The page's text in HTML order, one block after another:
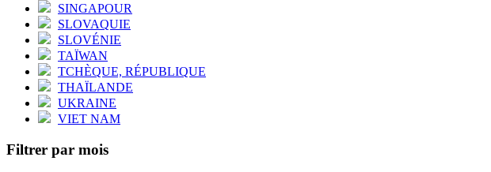
SINGAPOUR
SLOVAQUIE
SLOVÉNIE
TAÏWAN
TCHÈQUE, RÉPUBLIQUE
THAÏLANDE
UKRAINE
VIET NAM
Filtrer par mois